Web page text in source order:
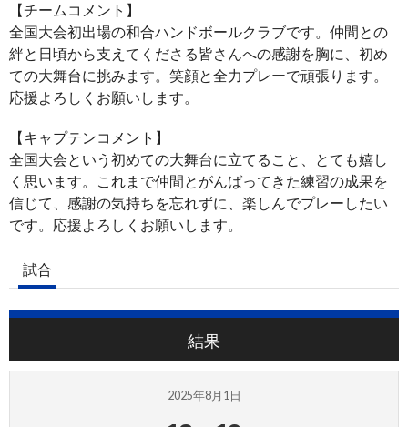
【チームコメント】
全国大会初出場の和合ハンドボールクラブです。仲間との
絆と日頃から支えてくださる皆さんへの感謝を胸に、初め
ての大舞台に挑みます。笑顔と全力プレーで頑張ります。
応援よろしくお願いします。
【キャプテンコメント】
全国大会という初めての大舞台に立てること、とても嬉し
く思います。これまで仲間とがんばってきた練習の成果を
信じて、感謝の気持ちを忘れずに、楽しんでプレーしたい
です。応援よろしくお願いします。
試合
結果
2025年8月1日